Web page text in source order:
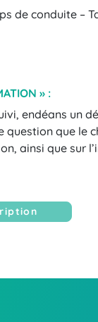
de conduite –
» :
endéans un
question que le
ainsi que sur